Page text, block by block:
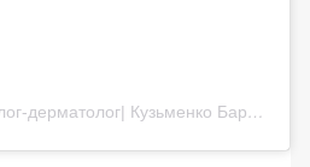
Публикация от Косметолог-дерматолог| Кузьменко Барбара Андреевна |Киев (@dr.barbara.kuzmenko)